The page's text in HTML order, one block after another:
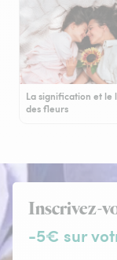
La signification et le
des fleurs
Inscrivez-
-5€ sur